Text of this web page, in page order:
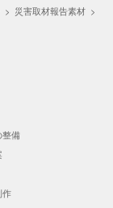
> 災害取材報告素材 >
整備
作